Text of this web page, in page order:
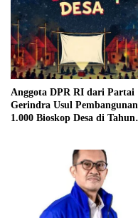
Anggota DPR RI dari Partai
Gerindra Usul Pembangunan
1.000 Bioskop Desa di Tahun